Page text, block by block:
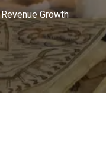
Revenue Growth